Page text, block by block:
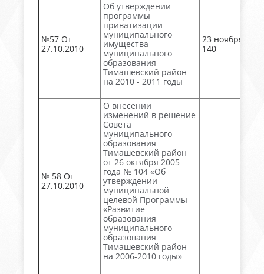
№57 От
27.10.2010
Об утверждении
программы
приватизации
муниципального
имущества
муниципального
образования
Тимашевский район
на 2010 - 2011 годы
23 ноября, №
140
№ 58 От
27.10.2010
О внесении
изменений в решение
Совета
муниципального
образования
Тимашевский район
от 26 октября 2005
года № 104 «Об
утверждении
муниципальной
целевой Программы
«Развитие
образования
муниципального
образования
Тимашевский район
на 2006-2010 годы»